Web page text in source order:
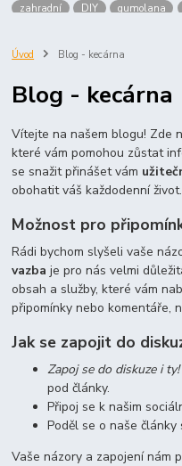
zahradní
DIY gumolana
Prokloub
Vláknina
maltodextrin
škrob skrob
Úvod Blog - kecárna
Blog - kecárna
Vítejte na našem blogu! Zde
které vám pomohou zůstat
se snažit přinášet vám
obohatit váš každodenní život.
Možnost pro
Rádi bychom slyšeli vaše
vazba je pro nás velmi
obsah a služby, které vám
připomínky nebo komentáře,
Jak se zapojit do
Zapoj se do diskuze i ty!
pod články.
Připoj se k našim
Poděl se o naše
Vaše názory a zapojení nám